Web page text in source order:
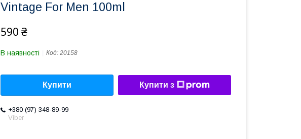
Vintage For Men 100ml
590 ₴
В наявності Код: 20158
Купити Купити з
+380 (97) 348-89-99
Viber